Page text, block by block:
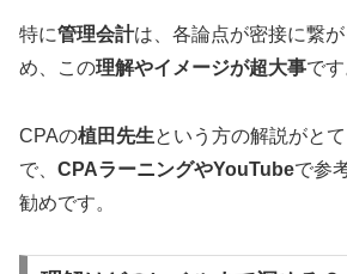
特に管理会計は、各論点が密接に繋
め、この理解やイメージが超大事です
CPAの植田先生という方の解説がと
で、 CPAラーニングやYouTubeで参
勧めです。